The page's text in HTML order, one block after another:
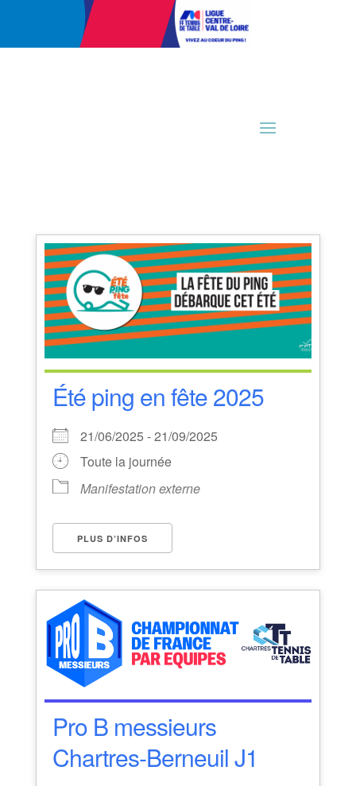
Été ping en fête 2025
21/06/2025 - 21/09/2025
Toute la journée
Manifestation externe
PLUS D’INFOS
Pro B messieurs
Chartres-Berneuil J1